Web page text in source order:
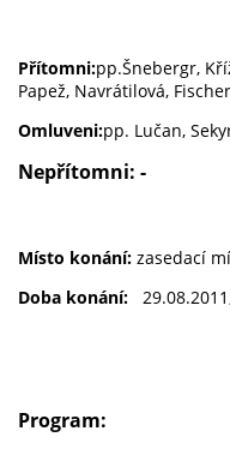
Přítomni:pp.Šnebergr,
Papež, Navrátilová,
Omluveni:pp. Lučan,
Nepřítomni: -
Místo konání: zasedací
Doba konání:
Program: